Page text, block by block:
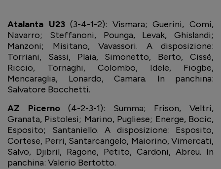
Atalanta U23(3-4-1-2): Vismara; Guerini, Comi,
Navarro; Steffanoni, Pounga, Levak, Ghislandi;
Manzoni; Misitano, Vavassori. A disposizione:
Torriani, Sassi, Plaia, Simonetto, Berto, Cissè,
Riccio, Tornaghi, Colombo, Idele, Fiogbe,
Mencaraglia, Lonardo, Camara. In panchina:
Salvatore Bocchetti.
AZ Picerno(4-2-3-1): Summa; Frison, Veltri,
Granata, Pistolesi; Marino, Pugliese; Energe, Bocic,
Esposito; Santaniello. A disposizione: Esposito,
Cortese, Perri, Santarcangelo, Maiorino, Vimercati,
Salvo, Djibril, Ragone, Petito, Cardoni, Abreu. In
panchina: Valerio Bertotto.